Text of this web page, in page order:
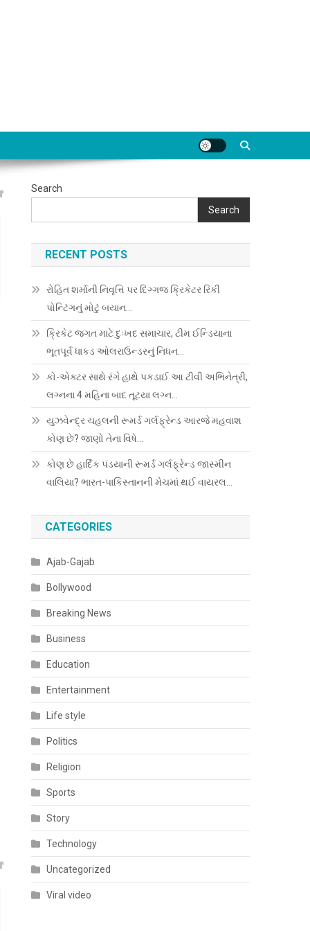
Search
Search
RECENT POSTS
રોહિત શર્માની નિવૃત્તિ પર દિગ્ગજ ક્રિકેટર રિકી
પોન્ટિંગનું મોટું બયાન…
ક્રિકેટ જગત માટે દુઃખદ સમાચાર, ટીમ ઈન્ડિયાના
ભૂતપૂર્વ ધાકડ ઓલરાઉન્ડરનું નિધન…
કો-એક્ટર સાથે રંગે હાથે પકડાઈ આ ટીવી અભિનેત્રી,
લગ્નના 4 મહિના બાદ તૂટયા લગ્ન…
યુઝવેન્દ્ર ચહલની રૂમર્ડ ગર્લફ્રેન્ડ આરજે મહવાશ
કોણ છે? જાણો તેના વિષે…
કોણ છે હાર્દિક પંડયાની રૂમર્ડ ગર્લફ્રેન્ડ જાસ્મીન
વાલિયા? ભારત-પાકિસ્તાનની મેચમાં થઈ વાયરલ…
CATEGORIES
Ajab-Gajab
Bollywood
Breaking News
Business
Education
Entertainment
Life style
Politics
Religion
Sports
Story
Technology
Uncategorized
Viral video